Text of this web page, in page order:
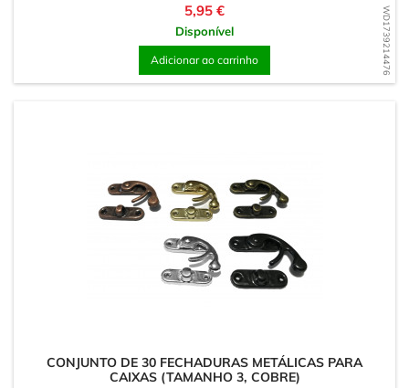
WD1739214476
Preço
5,95 €
Disponível
Adicionar ao carrinho
CONJUNTO DE 30 FECHADURAS METÁLICAS PARA
CAIXAS (TAMANHO 3, COBRE)